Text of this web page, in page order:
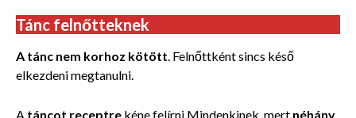
Tánc felnőtteknek
A tánc nem korhoz kötött. Felnőttként sincs késő
elkezdeni megtanulni.
A táncot receptre kéne felírni Mindenkinek, mert néhány